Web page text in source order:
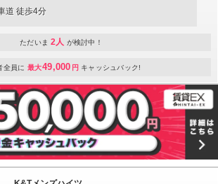
道 徒歩4分
ただいま 2人 が検討中！
全員に 最大49,000 円 キャッシュバック!